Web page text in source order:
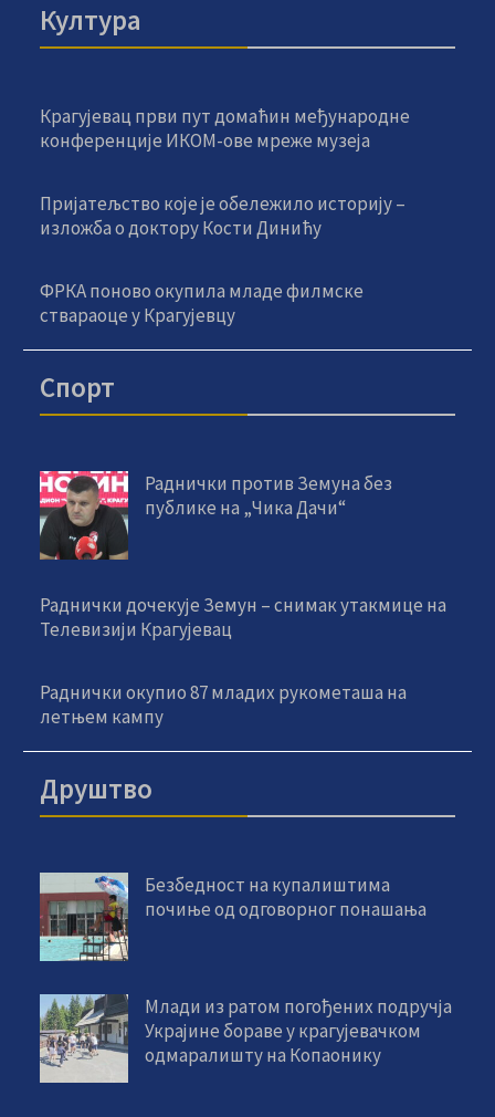
Култура
Крагујевац први пут домаћин међународне
конференције ИКОМ-ове мреже музеја
Пријатељство које је обележило историју –
изложба о доктору Кости Динићу
ФРКА поново окупила младе филмске
ствараоце у Крагујевцу
Спорт
Раднички против Земуна без
публике на „Чика Дачи“
Раднички дочекује Земун – снимак утакмице на
Телевизији Крагујевац
Раднички окупио 87 младих рукометаша на
летњем кампу
Друштво
Безбедност на купалиштима
почиње од одговорног понашања
Млади из ратом погођених подручја
Украјине бораве у крагујевачком
одмаралишту на Копаонику